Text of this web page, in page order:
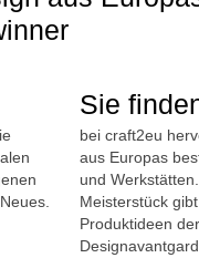
Sie
bei craft2eu
aus Europas
und
Meisterstück
Produktideen